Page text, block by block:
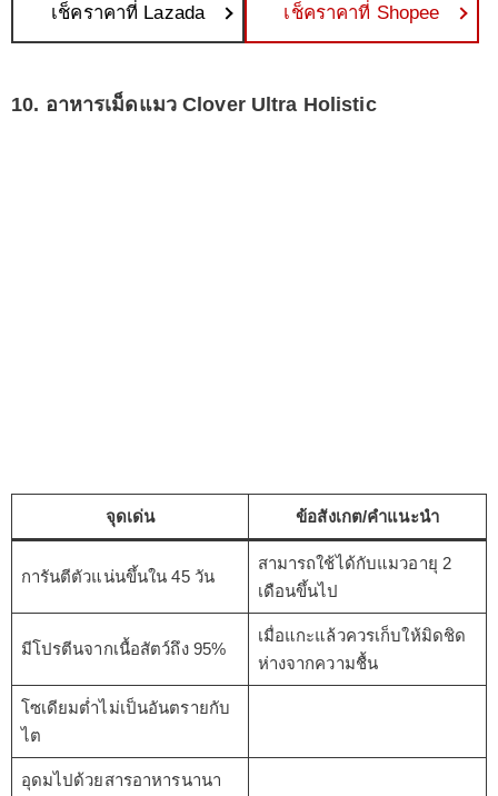
เช็คราคาที่ Lazada เช็คราคาที่ Shopee
10. อาหารเม็ดแมว Clover Ultra Holistic
จุดเด่น ข้อสังเกต/คำแนะนำ
การันตีตัวแน่นขึ้นใน 45 วัน
สามารถใช้ได้กับแมวอายุ 2
เดือนขึ้นไป
มีโปรตีนจากเนื้อสัตว์ถึง 95%
เมื่อแกะแล้วควรเก็บให้มิดชิด
ห่างจากความชื้น
โซเดียมต่ำไม่เป็นอันตรายกับ
ไต
อุดมไปด้วยสารอาหารนานา